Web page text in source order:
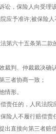
，保险人向受理
应予准许;被保险
第六十五条第二
判、仲裁裁决确认
者协商一致；
形。
任的，人民法院
险人不履行赔偿
出直接向第三者赔